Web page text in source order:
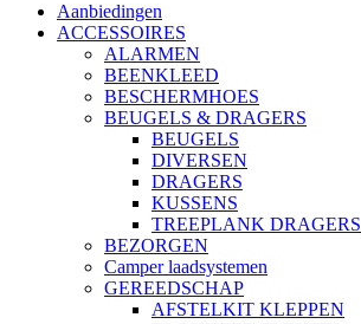
Aanbiedingen
ACCESSOIRES
ALARMEN
BEENKLEED
BESCHERMHOES
BEUGELS & DRAGERS
BEUGELS
DIVERSEN
DRAGERS
KUSSENS
TREEPLANK DRAGERS
BEZORGEN
Camper laadsystemen
GEREEDSCHAP
AFSTELKIT KLEPPEN